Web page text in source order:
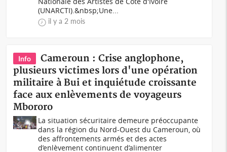
(UNARCTI).&nbsp;Une...
il y a 2 mois
Info
Cameroun : Crise anglophone,
plusieurs victimes lors d'une opération
militaire à Bui et inquiétude croissante
face aux enlèvements de voyageurs
Mbororo
La situation sécuritaire demeure préoccupante
dans la région du Nord-Ouest du Cameroun, où
des affrontements armés et des actes
d’enlèvement continuent d’alimenter